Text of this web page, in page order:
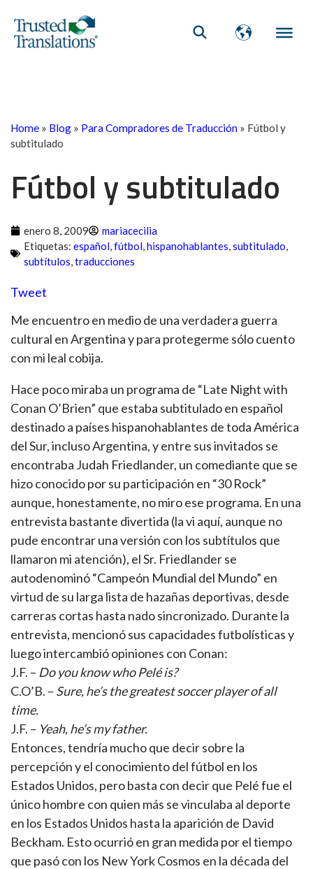
Home » Blog » Para Compradores de Traducción » Fútbol y
subtitulado
Fútbol y subtitulado
enero 8, 2009
mariacecilia
Etiquetas: español,fútbol,hispanohablantes,subtitulado,
subtítulos,traducciones
Tweet
Me encuentro en medio de una verdadera guerra
cultural en Argentina y para protegerme sólo cuento
con mi leal cobija.
Hace poco miraba un programa de “Late Night with
Conan O’Brien” que estaba subtitulado en español
destinado a países hispanohablantes de toda América
del Sur, incluso Argentina, y entre sus invitados se
encontraba Judah Friedlander, un comediante que se
hizo conocido por su participación en “30 Rock”
aunque, honestamente, no miro ese programa. En una
entrevista bastante divertida (la vi aquí, aunque no
pude encontrar una versión con los subtítulos que
llamaron mi atención), el Sr. Friedlander se
autodenominó “Campeón Mundial del Mundo” en
virtud de su larga lista de hazañas deportivas, desde
carreras cortas hasta nado sincronizado. Durante la
entrevista, mencionó sus capacidades futbolísticas y
luego intercambió opiniones con Conan:
J.F. – Do you know who Pelé is?
C.O’B. – Sure, he’s the greatest soccer player of all
time.
J.F. – Yeah, he’s my father.
Entonces, tendría mucho que decir sobre la
percepción y el conocimiento del fútbol en los
Estados Unidos, pero basta con decir que Pelé fue el
único hombre con quien más se vinculaba al deporte
en los Estados Unidos hasta la aparición de David
Beckham. Esto ocurrió en gran medida por el tiempo
que pasó con los New York Cosmos en la década del